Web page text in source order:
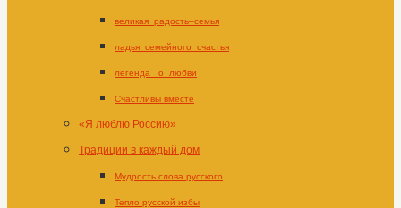
великая_радость–семья
ладья_семейного_счастья
легенда _о_любви
Счастливы вместе
«Я люблю Россию»
Традиции в каждый дом
Мудрость слова русского
Тепло русской избы